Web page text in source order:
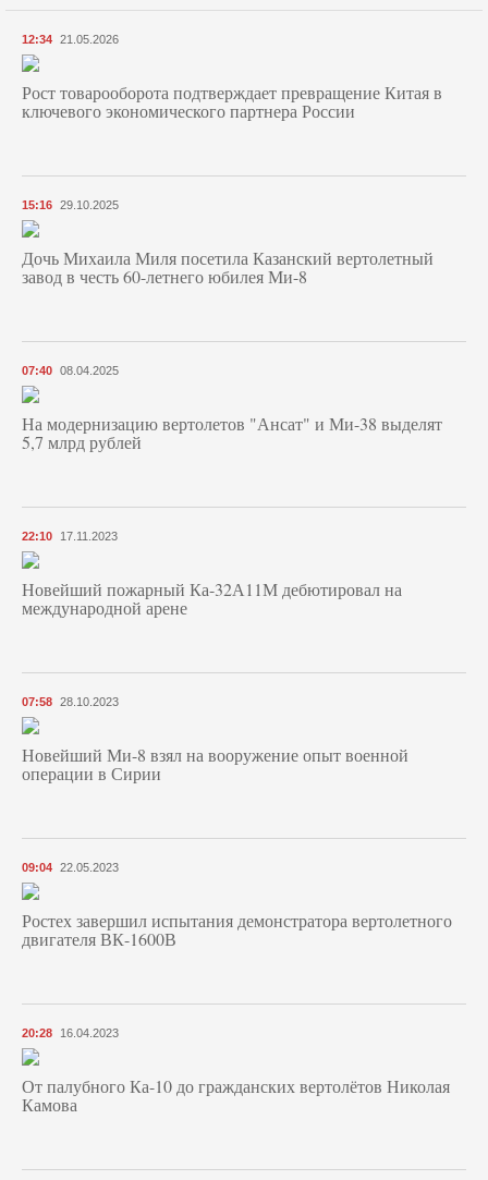
12:34 21.05.2026
Рост товарооборота подтверждает превращение Китая в
ключевого экономического партнера России
15:16 29.10.2025
Дочь Михаила Миля посетила Казанский вертолетный
завод в честь 60-летнего юбилея Ми-8
07:40 08.04.2025
На модернизацию вертолетов "Ансат" и Ми-38 выделят
5,7 млрд рублей
22:10 17.11.2023
Новейший пожарный Ка-32А11М дебютировал на
международной арене
07:58 28.10.2023
Новейший Ми-8 взял на вооружение опыт военной
операции в Сирии
09:04 22.05.2023
Ростех завершил испытания демонстратора вертолетного
двигателя ВК-1600В
20:28 16.04.2023
От палубного Ка-10 до гражданских вертолётов Николая
Камова